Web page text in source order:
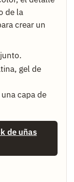
de la
crear un
gel de
capa de
de uñas